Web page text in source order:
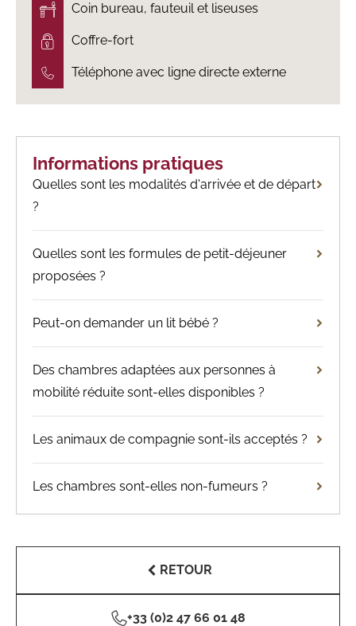
Coin bureau, fauteuil et liseuses
Coffre-fort
Téléphone avec ligne directe externe
Informations pratiques
Quelles sont les modalités d'arrivée et de départ
?
Quelles sont les formules de petit-déjeuner
proposées ?
Peut-on demander un lit bébé ?
Des chambres adaptées aux personnes à
mobilité réduite sont-elles disponibles ?
Les animaux de compagnie sont-ils acceptés ?
Les chambres sont-elles non-fumeurs ?
RETOUR
+33 (0)2 47 66 01 48